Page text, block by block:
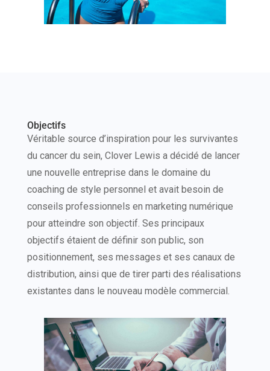
Objectifs
Véritable source d’inspiration pour les survivantes
du cancer du sein, Clover Lewis a décidé de lancer
une nouvelle entreprise dans le domaine du
coaching de style personnel et avait besoin de
conseils professionnels en marketing numérique
pour atteindre son objectif. Ses principaux
objectifs étaient de définir son public, son
positionnement, ses messages et ses canaux de
distribution, ainsi que de tirer parti des réalisations
existantes dans le nouveau modèle commercial.